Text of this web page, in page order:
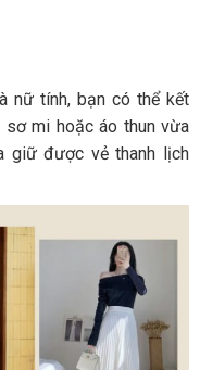
nữ tính, bạn có thể kết
sơ mi hoặc áo thun vừa
giữ được vẻ thanh lịch